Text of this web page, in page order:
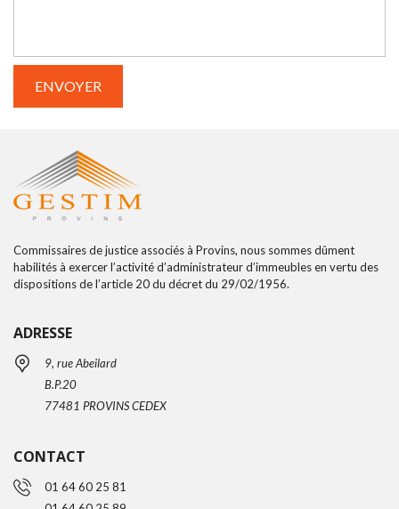
Commissaires de justice associés à Provins, nous sommes dûment
habilités à exercer l’activité d’administrateur d’immeubles en vertu des
dispositions de l’article 20 du décret du 29/02/1956.
ADRESSE
9, rue Abeilard
B.P.20
77481 PROVINS CEDEX
CONTACT
01 64 60 25 81